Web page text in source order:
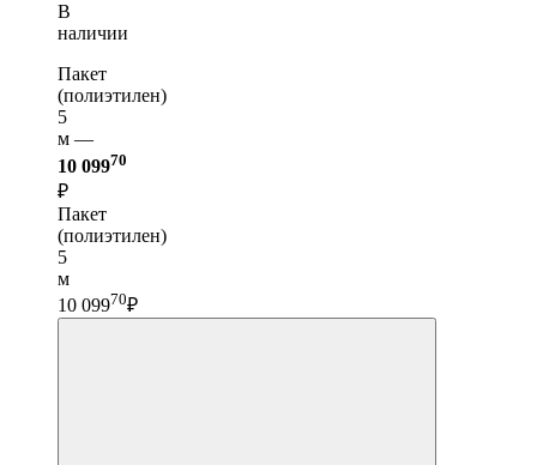
В
наличии
Пакет
(полиэтилен)
5
м —
10 09970
₽
Пакет
(полиэтилен)
5
м
10 09970₽